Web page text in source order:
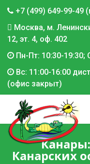
+7 (499) 649-99-49
Москва, м.
12, эт. 4, оф. 402
Пн-Пт: 10:30-19:30;
Вс: 11:00-16:00
(офис закрыт)
Канарских